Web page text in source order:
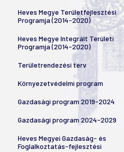
Heves Megye Területfejlesztési
Programja (2014-2020)
Heves Megye Integrált Területi
Programja (2014-2020)
Területrendezési terv
Környezetvédelmi program
Gazdasági program 2019-2024
Gazdasági program 2024-2029
Heves Megyei Gazdaság- és
Foglalkoztatás-fejlesztési